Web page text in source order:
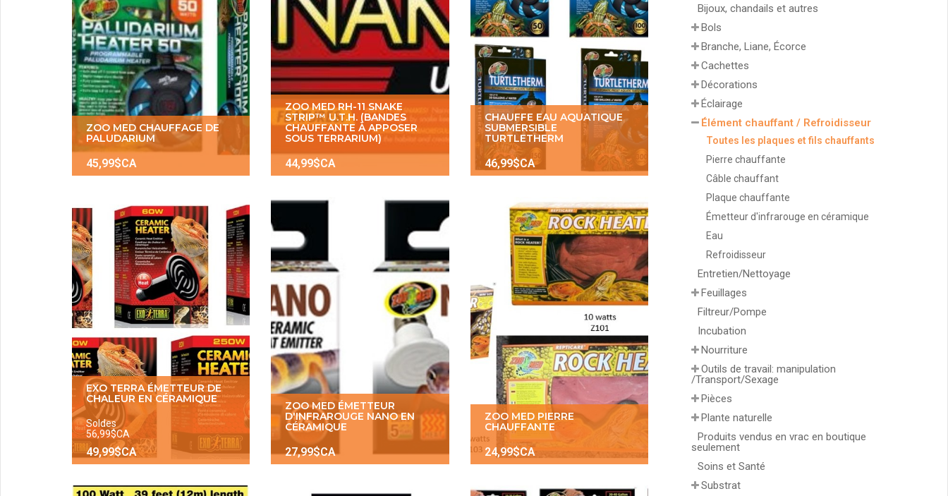
Bijoux, chandails et autres
Bols
Branche, Liane, Écorce
Cachettes
Décorations
Éclairage
Élément chauffant / Refroidisseur
Toutes les plaques et fils chauffants
Pierre chauffante
Câble chauffant
Plaque chauffante
Émetteur d'infrarouge en céramique
Eau
Refroidisseur
Entretien/Nettoyage
Feuillages
Filtreur/Pompe
Incubation
Nourriture
Outils de travail: manipulation
/Transport/Sexage
Pièces
Plante naturelle
Produits vendus en vrac en boutique
seulement
Soins et Santé
Substrat
ZOO MED CHAUFFAGE DE
PALUDARIUM
45,99$CA
ZOO MED RH-11 SNAKE
STRIP™ U.T.H. (BANDES
CHAUFFANTE À APPOSER
SOUS TERRARIUM)
44,99$CA
CHAUFFE EAU AQUATIQUE
SUBMERSIBLE
TURTLETHERM
46,99$CA
EXO TERRA ÉMETTEUR DE
CHALEUR EN CÉRAMIQUE
Soldes
56,99$CA
49,99$CA
ZOO MED ÉMETTEUR
D'INFRAROUGE NANO EN
CÉRAMIQUE
27,99$CA
ZOO MED PIERRE
CHAUFFANTE
24,99$CA